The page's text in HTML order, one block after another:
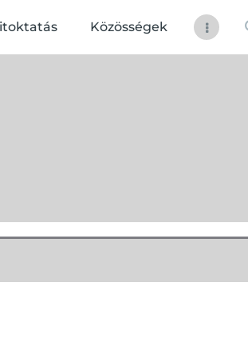
Közösségek